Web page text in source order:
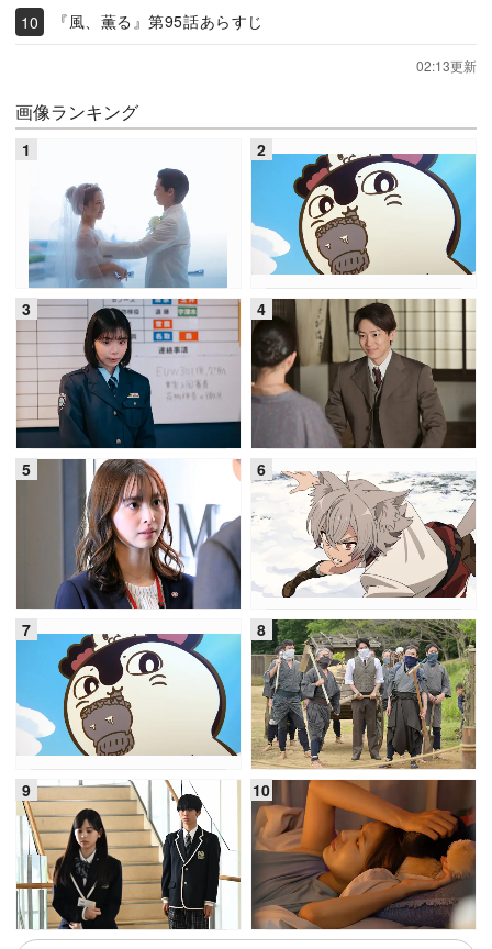
『風、薫る』第95話あらすじ
02:13更新
画像ランキング